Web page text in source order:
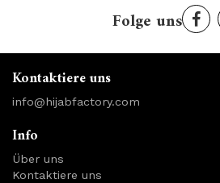
Folge uns
Kontaktiere uns
info@hijabfactory.com
Info
Über uns
Kontaktiere uns